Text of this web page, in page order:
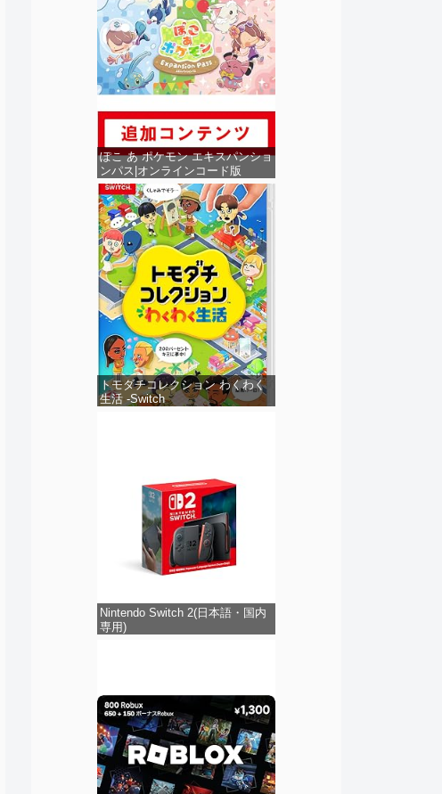
ぽこ あ ポケモン エキスパンショ
ンパス|オンラインコード版
トモダチコレクション わくわく
生活 -Switch
Nintendo Switch 2(日本語・国内
専用)